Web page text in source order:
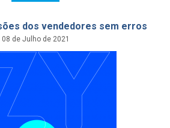
dos vendedores sem erros
08 de Julho de 2021